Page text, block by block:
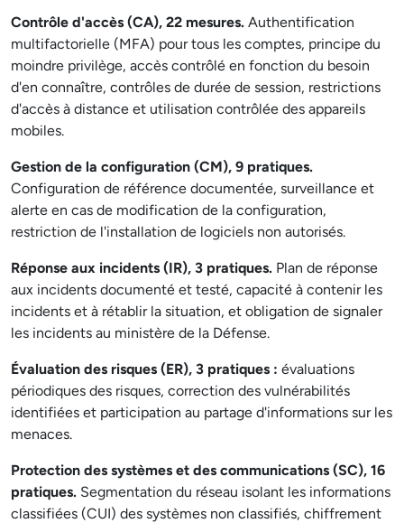
Contrôle d'accès (CA), 22 mesures. Authentification
multifactorielle (MFA) pour tous les comptes, principe du
moindre privilège, accès contrôlé en fonction du besoin
d'en connaître, contrôles de durée de session, restrictions
d'accès à distance et utilisation contrôlée des appareils
mobiles.
Gestion de la configuration (CM), 9 pratiques.
Configuration de référence documentée, surveillance et
alerte en cas de modification de la configuration,
restriction de l'installation de logiciels non autorisés.
Réponse aux incidents (IR), 3 pratiques. Plan de réponse
aux incidents documenté et testé, capacité à contenir les
incidents et à rétablir la situation, et obligation de signaler
les incidents au ministère de la Défense.
Évaluation des risques (ER), 3 pratiques : évaluations
périodiques des risques, correction des vulnérabilités
identifiées et participation au partage d'informations sur les
menaces.
Protection des systèmes et des communications (SC), 16
pratiques. Segmentation du réseau isolant les informations
classifiées (CUI) des systèmes non classifiés, chiffrement